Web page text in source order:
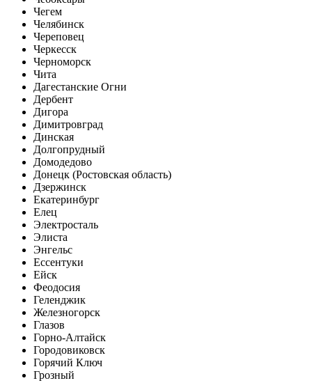
Чегем
Челябинск
Череповец
Черкесск
Черноморск
Чита
Дагестанские Огни
Дербент
Дигора
Димитровград
Динская
Долгопрудный
Домодедово
Донецк (Ростовская область)
Дзержинск
Екатеринбург
Елец
Электросталь
Элиста
Энгельс
Ессентуки
Ейск
Феодосия
Геленджик
Железногорск
Глазов
Горно-Алтайск
Городовиковск
Горячий Ключ
Грозный